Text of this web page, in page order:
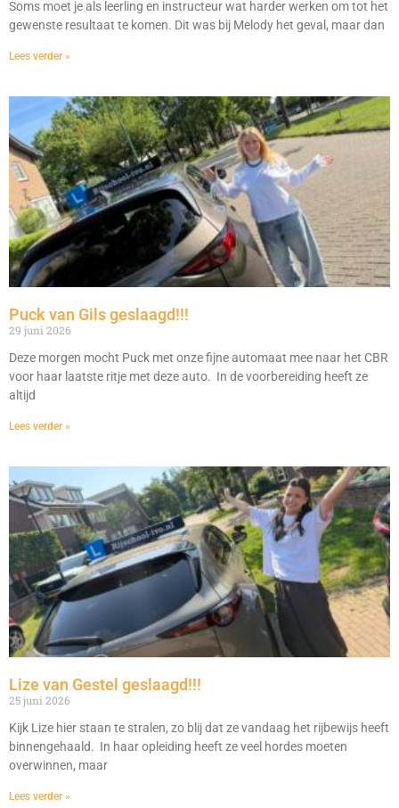
Soms moet je als leerling en instructeur wat harder werken om tot het
gewenste resultaat te komen. Dit was bij Melody het geval, maar dan
Lees verder »
Puck van Gils geslaagd!!!
29 juni 2026
Deze morgen mocht Puck met onze fijne automaat mee naar het CBR
voor haar laatste ritje met deze auto. In de voorbereiding heeft ze
altijd
Lees verder »
Lize van Gestel geslaagd!!!
25 juni 2026
Kijk Lize hier staan te stralen, zo blij dat ze vandaag het rijbewijs heeft
binnengehaald. In haar opleiding heeft ze veel hordes moeten
overwinnen, maar
Lees verder »